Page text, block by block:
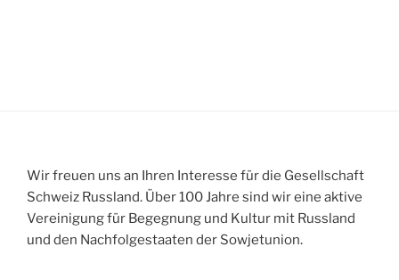
Wir freuen uns an Ihren Interesse für die Gesellschaft
Schweiz Russland. Über 100 Jahre sind wir eine aktive
Vereinigung für Begegnung und Kultur mit Russland
und den Nachfolgestaaten der Sowjetunion.